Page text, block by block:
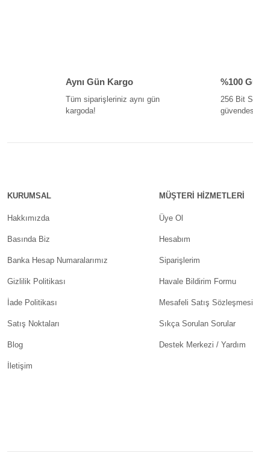
Ürün bilgilerinde hatalar bulunuyor.
Aynı Gün Kargo
Tüm siparişleriniz aynı gün
kargoda!
%100
256 Bit
KURUMSAL
Hakkımızda
Basında Biz
Banka Hesap Numaralarımız
Gizlilik Politikası
İade Politikası
Satış Noktaları
Blog
İletişim
MÜŞTERİ HİZMETLERİ
Üye Ol
Hesabım
Siparişlerim
Havale Bildirim Formu
Mesafeli Satış Sözleşmesi
Sıkça Sorulan Sorular
Destek Merkezi / Yardım